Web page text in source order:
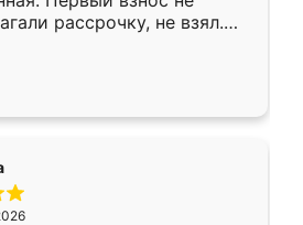
рассрочку, не взял.
сборщик с прямыми
вышло адекватно.